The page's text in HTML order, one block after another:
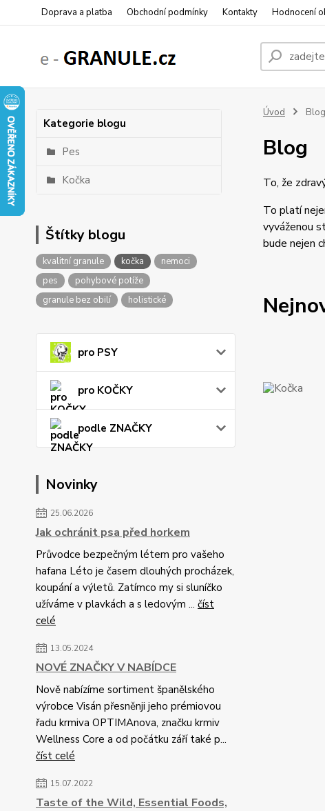
Doprava a platba Obchodní podmínky Kontakty Hodnocení
Kategorie blogu
Pes
Kočka
Štítky blogu
kvalitní granule kočka
nemoci
pes
pohybové potíže
granule bez obilí
holistické
pro PSY
pro KOČKY
podle ZNAČKY
Novinky
25.06.2026
Jak ochránit psa před horkem
Průvodce bezpečným létem pro vašeho
hafana Léto je časem dlouhých procházek,
koupání a výletů. Zatímco my si sluníčko
užíváme v plavkách a s ledovým ... číst
celé
13.05.2024
NOVÉ ZNAČKY V NABÍDCE
Nově nabízíme sortiment španělského
výrobce Visán přesněnji jeho prémiovou
řadu krmiva OPTIMAnova, značku krmiv
Wellness Core a od počátku září také p...
číst celé
15.07.2022
Taste of the Wild, Essential Foods,
Úvod Blog
Blog
To, že
To platí
vyváženou
bude nejen